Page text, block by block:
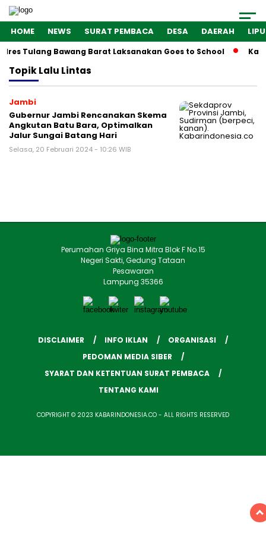
HOME NEWS SURAT PEMBACA DESA DAERAH
Tulang Bawang Barat Laksanakan Goes to School
TopikLalu Lintas
Jambi
Gubernur Jambi Rencanakan Skema
Angkutan Batu Bara, Optimalkan
Jalur Sungai Batang Hari
Selasa, 20 Februari 2024 - 10:26 WIB
Perumahan Griya Bina Mitra Blok F No.15
Negeri Sakti, Gedung Tataan
Pesawaran
Lampung 35366
DISCLAIMER INFO IKLAN
ORGANISASI
PEDOMAN MEDIA SIBER
SYARAT DAN KETENTUAN SURAT PEMBACA
TENTANG KAMI
COPYRIGHT © 2023 KABARINDONESIA.CO - ALL RIGHTS RESERVED